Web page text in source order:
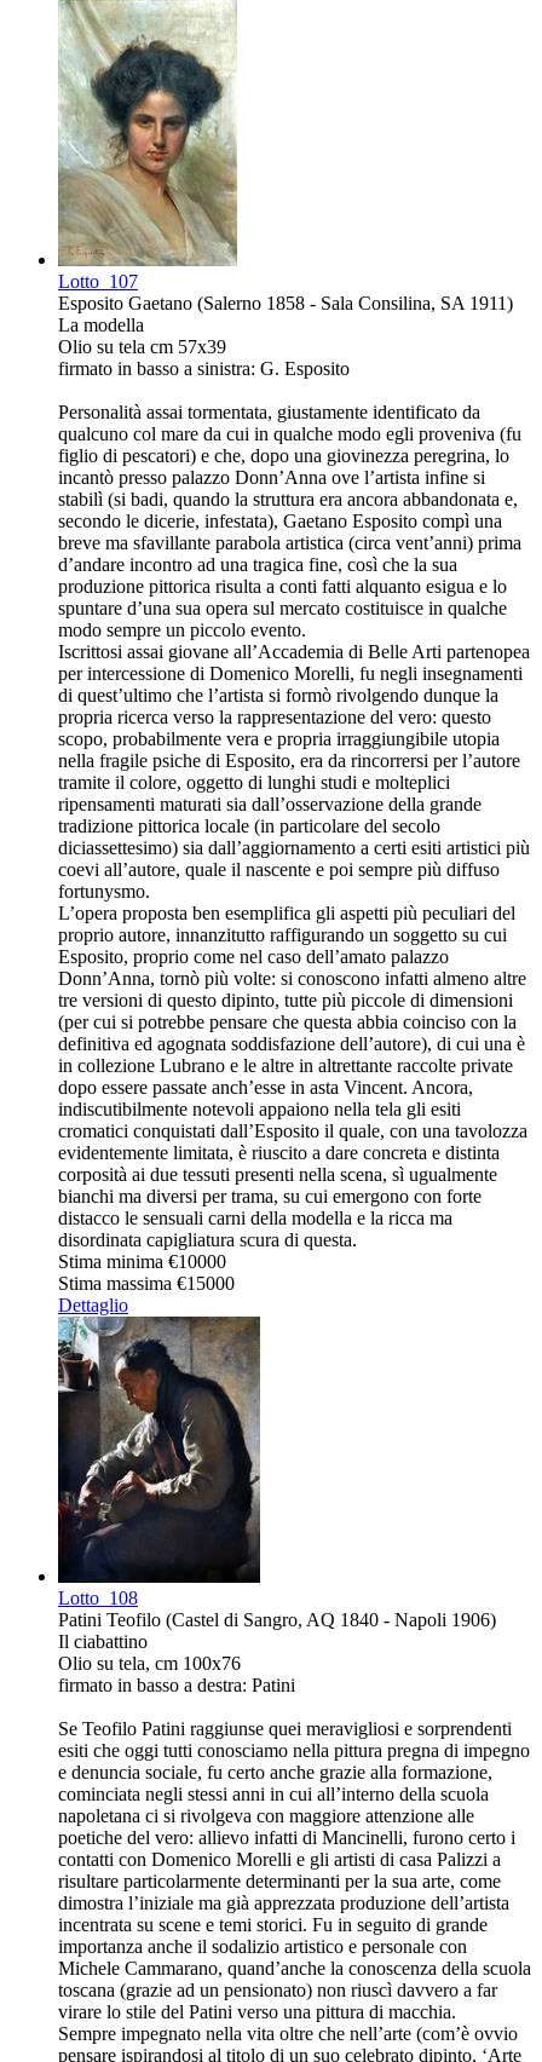
Lotto 107
Esposito Gaetano (Salerno 1858 - Sala Consilina, SA 1911)
La modella
Olio su tela cm 57x39
firmato in basso a sinistra: G. Esposito
Personalità assai tormentata, giustamente identificato da
qualcuno col mare da cui in qualche modo egli proveniva (fu
figlio di pescatori) e che, dopo una giovinezza peregrina, lo
incantò presso palazzo Donn’Anna ove l’artista infine si
stabilì (si badi, quando la struttura era ancora abbandonata e,
secondo le dicerie, infestata), Gaetano Esposito compì una
breve ma sfavillante parabola artistica (circa vent’anni) prima
d’andare incontro ad una tragica fine, così che la sua
produzione pittorica risulta a conti fatti alquanto esigua e lo
spuntare d’una sua opera sul mercato costituisce in qualche
modo sempre un piccolo evento.
Iscrittosi assai giovane all’Accademia di Belle Arti partenopea
per intercessione di Domenico Morelli, fu negli insegnamenti
di quest’ultimo che l’artista si formò rivolgendo dunque la
propria ricerca verso la rappresentazione del vero: questo
scopo, probabilmente vera e propria irraggiungibile utopia
nella fragile psiche di Esposito, era da rincorrersi per l’autore
tramite il colore, oggetto di lunghi studi e molteplici
ripensamenti maturati sia dall’osservazione della grande
tradizione pittorica locale (in particolare del secolo
diciassettesimo) sia dall’aggiornamento a certi esiti artistici più
coevi all’autore, quale il nascente e poi sempre più diffuso
fortunysmo.
L’opera proposta ben esemplifica gli aspetti più peculiari del
proprio autore, innanzitutto raffigurando un soggetto su cui
Esposito, proprio come nel caso dell’amato palazzo
Donn’Anna, tornò più volte: si conoscono infatti almeno altre
tre versioni di questo dipinto, tutte più piccole di dimensioni
(per cui si potrebbe pensare che questa abbia coinciso con la
definitiva ed agognata soddisfazione dell’autore), di cui una è
in collezione Lubrano e le altre in altrettante raccolte private
dopo essere passate anch’esse in asta Vincent. Ancora,
indiscutibilmente notevoli appaiono nella tela gli esiti
cromatici conquistati dall’Esposito il quale, con una tavolozza
evidentemente limitata, è riuscito a dare concreta e distinta
corposità ai due tessuti presenti nella scena, sì ugualmente
bianchi ma diversi per trama, su cui emergono con forte
distacco le sensuali carni della modella e la ricca ma
disordinata capigliatura scura di questa.
Stima minima €10000
Stima massima €15000
Dettaglio
Lotto 108
Patini Teofilo (Castel di Sangro, AQ 1840 - Napoli 1906)
Il ciabattino
Olio su tela, cm 100x76
firmato in basso a destra: Patini
Se Teofilo Patini raggiunse quei meravigliosi e sorprendenti
esiti che oggi tutti conosciamo nella pittura pregna di impegno
e denuncia sociale, fu certo anche grazie alla formazione,
cominciata negli stessi anni in cui all’interno della scuola
napoletana ci si rivolgeva con maggiore attenzione alle
poetiche del vero: allievo infatti di Mancinelli, furono certo i
contatti con Domenico Morelli e gli artisti di casa Palizzi a
risultare particolarmente determinanti per la sua arte, come
dimostra l’iniziale ma già apprezzata produzione dell’artista
incentrata su scene e temi storici. Fu in seguito di grande
importanza anche il sodalizio artistico e personale con
Michele Cammarano, quand’anche la conoscenza della scuola
toscana (grazie ad un pensionato) non riuscì davvero a far
virare lo stile del Patini verso una pittura di macchia.
Sempre impegnato nella vita oltre che nell’arte (com’è ovvio
pensare ispirandosi al titolo di un suo celebrato dipinto, ‘Arte